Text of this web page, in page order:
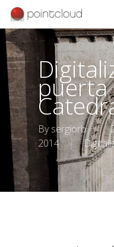
puerta
Bysergiorb
2014